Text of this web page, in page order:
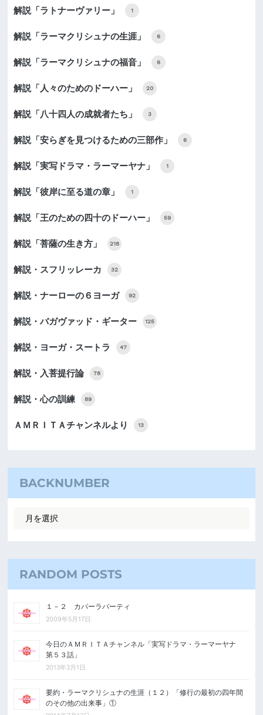
解説「ラトナーヴァリー」 1
解説「ラーマクリシュナの生涯」 6
解説「ラーマクリシュナの福音」 6
解説「人々のためのドーハー」 20
解説「八十四人の成就者たち」 3
解説「安らぎを見つけるための三部作」 6
解説「実写ドラマ・ラーマーヤナ」 1
解説「彼岸に至る道の章」 1
解説「王のための四十のドーハー」 59
解説「菩薩の生き方」 218
解説・スフリッレーカ 32
解説・ナーローの６ヨーガ 92
解説・バガヴァッド・ギーター 125
解説・ヨーガ・スートラ 47
解説・入菩提行論 78
解説・心の訓練 89
ＡＭＲＩＴＡチャンネルより 13
BACKNUMBER
RANDOM POSTS
１－２ カパーラバーティ
2009年5月17日
今日のＡＭＲＩＴＡチャンネル「実写ドラマ・ラーマーヤナ
第５３話」
2013年3月1日
要約・ラーマクリシュナの生涯（１２）「修行の最初の四年間
のその他の出来事」①